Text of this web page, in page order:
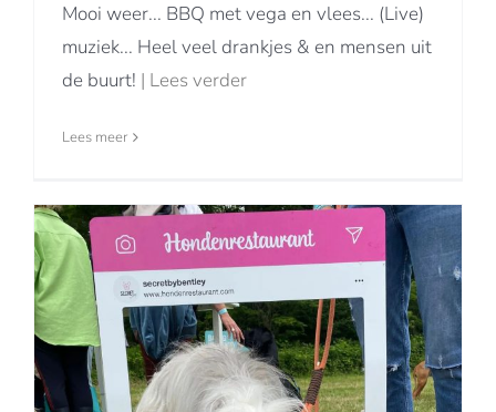
Mooi weer... BBQ met vega en vlees... (Live)
muziek... Heel veel drankjes & en mensen uit
de buurt! | Lees verder
Lees meer